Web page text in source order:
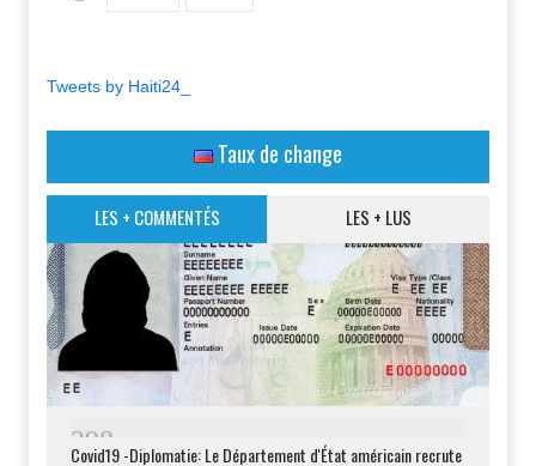
Tweets by Haiti24_
Taux de change
LES + COMMENTÉS LES + LUS
298
Covid19 -Diplomatie: Le Département d'État américain recrute